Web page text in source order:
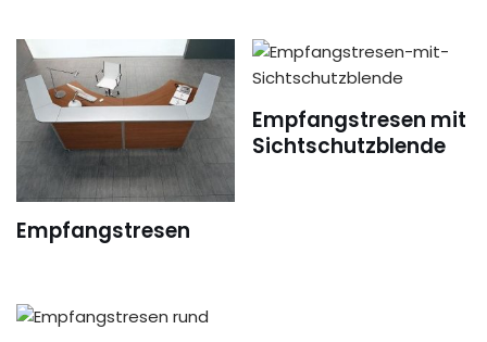
Empfangstresen
Empfangstresen mit
Sichtschutzblende